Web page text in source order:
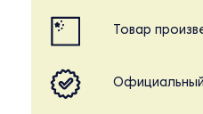
Товар